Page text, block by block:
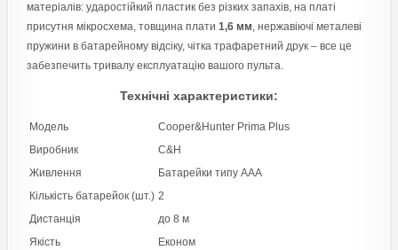
матеріалів: ударостійкий пластик без різких запахів, на платі
присутня мікросхема, товщина плати 1,6 мм, нержавіючі металеві
пружини в батарейному відсіку, чітка трафаретний друк – все це
забезпечить тривалу експлуатацію вашого пульта.
Технічні характеристики:
Модель
Cooper&Hunter Prima Plus
Виробник
C&H
Живлення
Батарейки типу AAA
Кількість батарейок (шт.) 2
Дистанція
до 8 м
Якість
Економ